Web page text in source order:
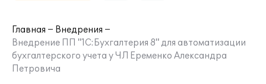
Главная
Внедрения
Внедрение ПП "1С:Бухгалтерия 8" для автоматизации
бухгалтерского учета у ЧЛ Еременко Александра
Петровича